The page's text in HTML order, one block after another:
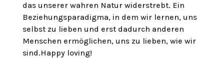
das unserer wahren Natur widerstrebt. Ein
Beziehungsparadigma, in dem wir lernen, uns
selbst zu lieben und erst dadurch anderen
Menschen ermöglichen, uns zu lieben, wie wir
sind.Happy loving!